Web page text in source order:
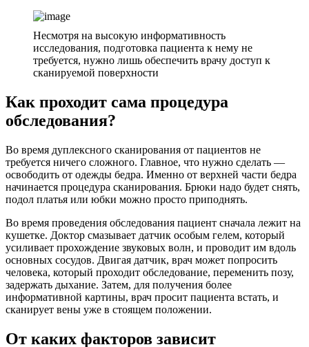
Несмотря на высокую информативность
исследования, подготовка пациента к нему не
требуется, нужно лишь обеспечить врачу доступ к
сканируемой поверхности
Как проходит сама процедура
обследования?
Во время дуплексного сканирования от пациентов не
требуется ничего сложного. Главное, что нужно сделать —
освободить от одежды бедра. Именно от верхней части бедра
начинается процедура сканирования. Брюки надо будет снять,
подол платья или юбки можно просто приподнять.
Во время проведения обследования пациент сначала лежит на
кушетке. Доктор смазывает датчик особым гелем, который
усиливает прохождение звуковых волн, и проводит им вдоль
основных сосудов. Двигая датчик, врач может попросить
человека, который проходит обследование, переменить позу,
задержать дыхание. Затем, для получения более
информативной картины, врач просит пациента встать, и
сканирует вены уже в стоящем положении.
От каких факторов зависит